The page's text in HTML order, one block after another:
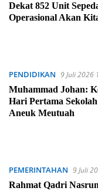
Dekat 852 Unit
Operasional Akan
PENDIDIKAN 9 Juli 2026
Muhammad Johan:
Hari Pertama
Aneuk Meutuah
PEMERINTAHAN 9 Juli
Rahmat Qadri